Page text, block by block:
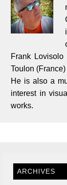
Frank
Toulon (France)
He is also a
interest in
works.
ARCHIVES